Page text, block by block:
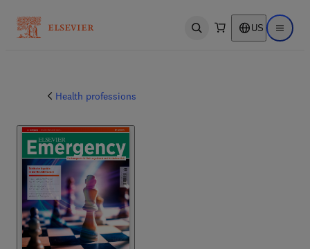
Open search US Open
Health professions